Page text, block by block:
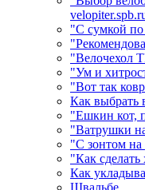
"С сумкой
"Велочехол
"Ум и
"Вот так
Как выбрать
"Ешкин кот,
"Ватрушки
"С зонтом на
"Как
Как
Швальбе